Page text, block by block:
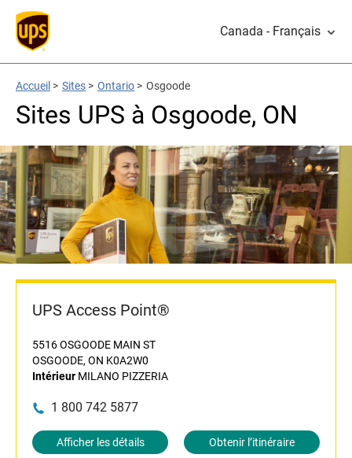
Canada - Français
Accueil > Sites > Ontario > Osgoode
Sites UPS à Osgoode, ON
UPS Access Point®
5516 OSGOODE MAIN ST
OSGOODE, ON K0A2W0
Intérieur MILANO PIZZERIA
1 800 742 5877
Afficher les détails Obtenir l’itinéraire